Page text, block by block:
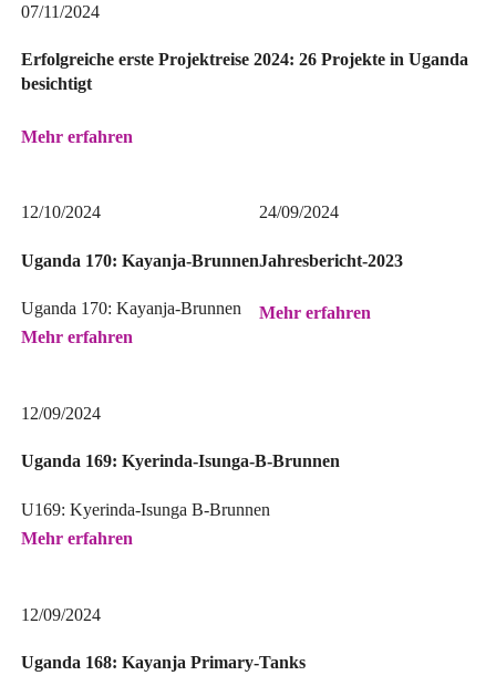
07/11/2024
Erfolgreiche erste Projektreise 2024: 26 Projekte in Uganda
besichtigt
Mehr erfahren
12/10/2024
Uganda 170: Kayanja-Brunnen
Uganda 170: Kayanja-Brunnen
Mehr erfahren
24/09/2024
Jahresbericht-2023
Mehr erfahren
12/09/2024
Uganda 169: Kyerinda-Isunga-B-Brunnen
U169: Kyerinda-Isunga B-Brunnen
Mehr erfahren
12/09/2024
Uganda 168: Kayanja Primary-Tanks